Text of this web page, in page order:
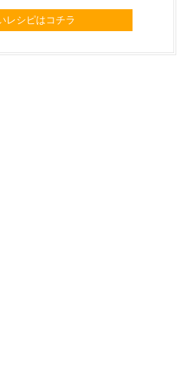
レシピはコチラ